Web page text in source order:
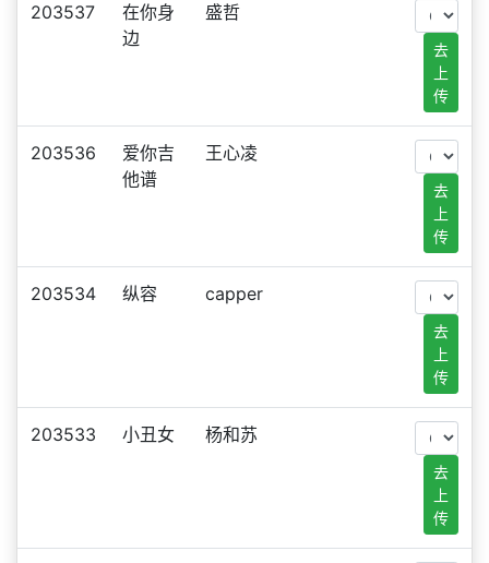
203537
在你身
边
盛哲
去
上
传
203536
爱你吉
他谱
王心凌
去
上
传
203534 纵容 capper
去
上
传
203533 小丑女 杨和苏
去
上
传